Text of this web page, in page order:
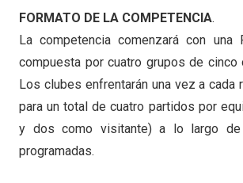
FORMATO DE LA COMPETENCIA.
La competencia comenzará con una
compuesta por cuatro grupos de cinco
Los clubes enfrentarán una vez a cada
para un total de cuatro partidos por
y dos como visitante) a lo largo de
programadas.